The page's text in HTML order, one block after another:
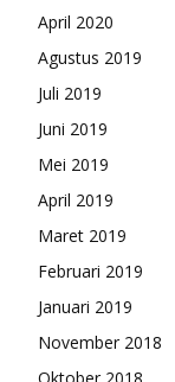
April 2020
Agustus 2019
Juli 2019
Juni 2019
Mei 2019
April 2019
Maret 2019
Februari 2019
Januari 2019
November 2018